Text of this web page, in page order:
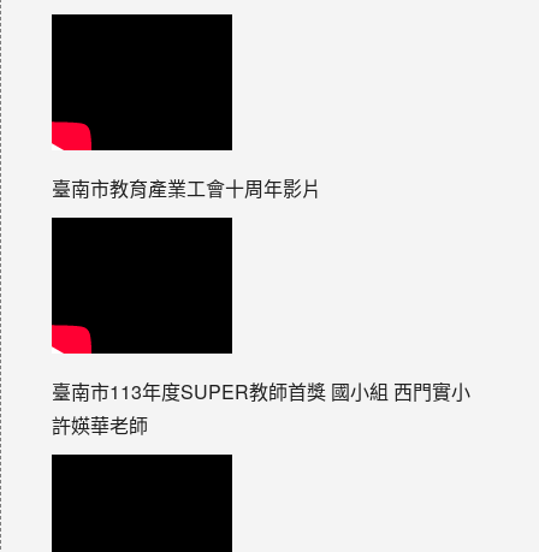
臺南市教育產業工會十周年影片
臺南市113年度SUPER教師首獎 國小組 西門實小
許媖華老師